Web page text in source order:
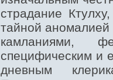
страдание
тайной
камланиями,
специфическим и
дневным